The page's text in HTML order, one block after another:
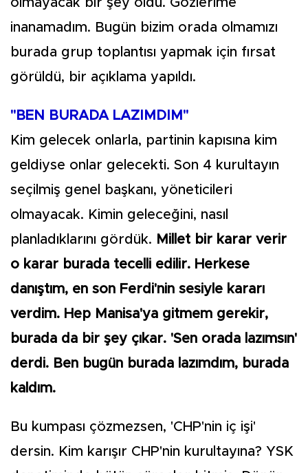
olmayacak bir şey oldu. Gözlerime
inanamadım. Bugün bizim orada olmamızı
burada grup toplantısı yapmak için fırsat
görüldü, bir açıklama yapıldı.
"BEN BURADA LAZIMDIM"
Kim gelecek onlarla, partinin kapısına kim
geldiyse onlar gelecekti. Son 4 kurultayın
seçilmiş genel başkanı, yöneticileri
olmayacak. Kimin geleceğini, nasıl
planladıklarını gördük. Millet bir karar verir
o karar burada tecelli edilir. Herkese
danıştım, en son Ferdi'nin sesiyle kararı
verdim. Hep Manisa'ya gitmem gerekir,
burada da bir şey çıkar. 'Sen orada lazımsın'
derdi. Ben bugün burada lazımdım, burada
kaldım.
Bu kumpası çözmezsen, 'CHP'nin iç işi'
dersin. Kim karışır CHP'nin kurultayına? YSK